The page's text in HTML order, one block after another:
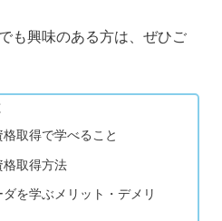
も興味のある方は、ぜひご
取得で学べること
格取得方法
を学ぶメリット・デメリ